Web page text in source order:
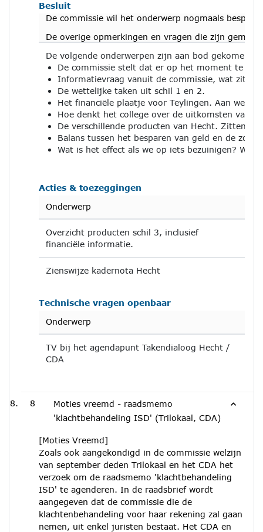
Besluit
De commissie wil het onderwerp nogmaals
De overige opmerkingen en vragen die zijn
De volgende onderwerpen zijn aan bod gekomen/
De commissie stelt dat er op het moment te
Informatievraag vanuit de commissie, wat zit er
De wettelijke taken uit schil 1 en 2.
Het financiële plaatje voor Teylingen. Aan welke
Hoe denkt het college over de uitkomsten van
De verschillende producten van Hecht. Zitten
Balans tussen het besparen van geld en de zorg
Wat is het effect als we op iets bezuinigen?
Acties & toezeggingen
Onderwerp
Overzicht producten schil 3, inclusief
financiële informatie.
Zienswijze kadernota Hecht
Technische vragen openbaar
Onderwerp
TV bij het agendapunt Takendialoog Hecht /
CDA
8
Moties vreemd - raadsmemo
'klachtbehandeling ISD' (Trilokaal, CDA)
[Moties Vreemd]
Zoals ook aangekondigd in de commissie welzijn
van september deden Trilokaal en het CDA het
verzoek om de raadsmemo 'klachtbehandeling
ISD' te agenderen. In de raadsbrief wordt
aangegeven dat de commissie die de
klachtenbehandeling voor haar rekening zal gaan
nemen, uit enkel juristen bestaat. Het CDA en